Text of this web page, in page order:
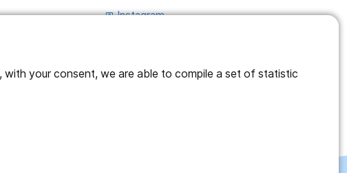
your consent, we are able to compile a set of statistic
portraitInstagram